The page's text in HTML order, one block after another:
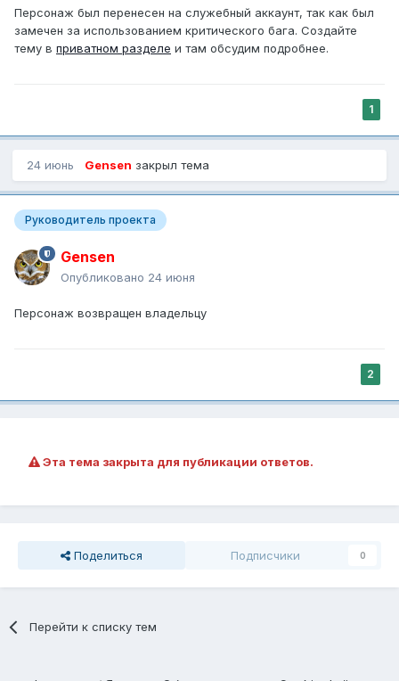
Персонаж был перенесен на служебный аккаунт, так как был
замечен за использованием критического бага. Создайте
тему в приватном разделе и там обсудим подробнее.
1
24 июнь Gensen закрыл тема
Руководитель проекта
Gensen
Опубликовано 24 июня
Персонаж возвращен владельцу
2
Эта тема закрыта для публикации ответов.
Поделиться Подписчики 0
Перейти к списку тем